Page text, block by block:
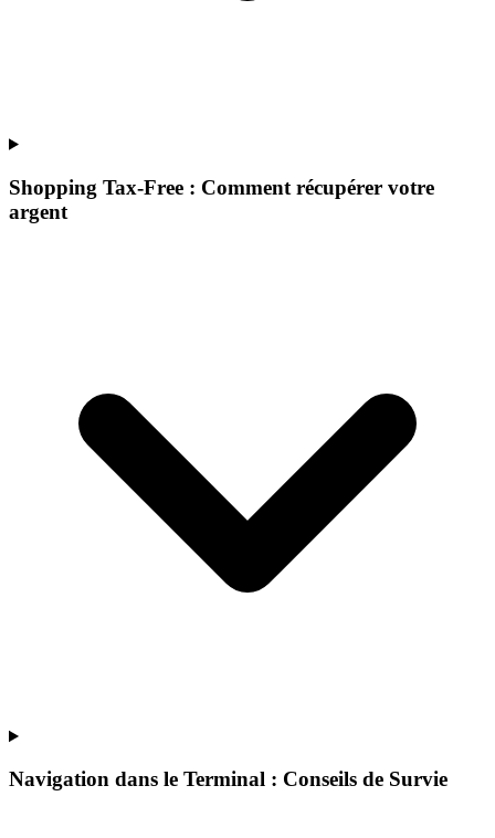
Shopping Tax-Free : Comment récupérer votre
argent
Navigation dans le Terminal : Conseils de Survie